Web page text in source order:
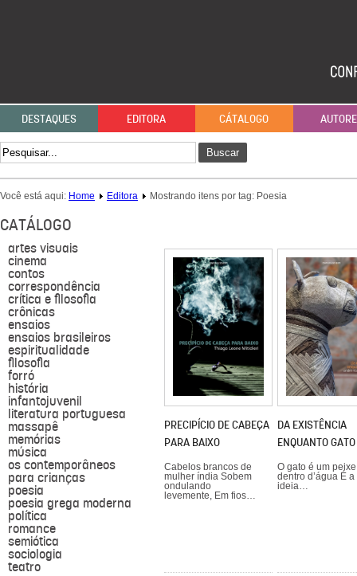
DESTAQUES EDITORA CÁTALOGO
Buscar
Você está aqui: Home Editora Mostrando itens por tag: Poesia
CATÁLOGO
artes visuais
cinema
contos
correspondência
crítica e filosofia
crônicas
ensaios
ensaios brasileiros
espiritualidade
filosofia
forró
história
infantojuvenil
literatura portuguesa
massapê
memórias
música
os contemporâneos
para crianças
poesia
poesia grega moderna
política
romance
semiótica
sociologia
teatro
PRECIPÍCIO DE CABEÇA
PARA BAIXO
Cabelos brancos de
mulher índia Sobem
ondulando
levemente, Em fios…
DA EXISTÊNCIA
ENQUANTO GATO
O gato é um peixe
dentro d’água É a
ideia…